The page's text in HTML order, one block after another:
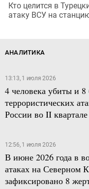
Кто целится в
атаку ВСУ на
АНАЛИТИКА
13:13, 1 июля 2026
4 человека убиты и
террористических
России во II
12:56, 1 июля 2026
В июне 2026 года в
атаках на Северном
зафиксировано 8